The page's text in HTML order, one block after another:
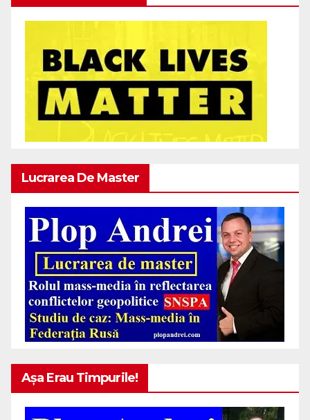
Lucrarea De Master
Așa Erau Timpurile!